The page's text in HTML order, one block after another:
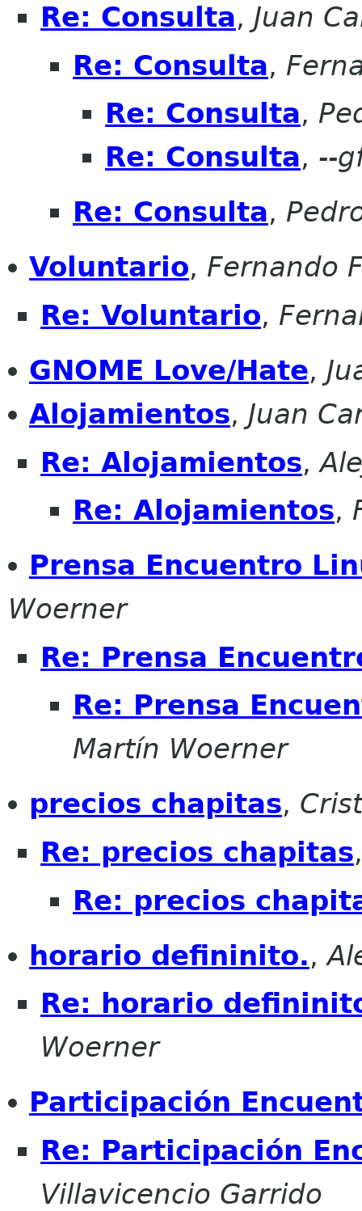
Re: Consulta, Juan
Re: Consulta,
Re: Consulta,
Re: Consulta, --
Re: Consulta,
Voluntario, Fernando
Re: Voluntario,
GNOME Love/Hate,
Alojamientos, Juan
Re: Alojamientos,
Re: Alojamientos,
Prensa Encuentro
Woerner
Re: Prensa
Re: Prensa
Martín Woerner
precios chapitas,
Re: precios chapitas
Re: precios
horario defininito.,
Re: horario
Woerner
Participación
Re: Participación
Villavicencio Garrido